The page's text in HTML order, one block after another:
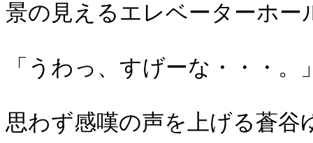
景の見えるエレベーターホー
「うわっ、すげーな・・・。
思わず感嘆の声を上げる蒼